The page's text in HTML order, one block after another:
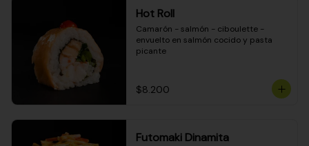
Hot Roll
Camarón - salmón - ciboulette -
envuelto en salmón cocido y pasta
picante
$8.200
Futomaki Dinamita